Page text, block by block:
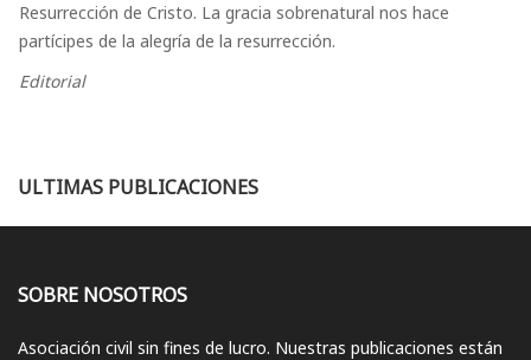
Resurrección de Cristo. La gracia sobrenatural nos hace
partícipes de la alegría de la resurrección.
Editorial
ULTIMAS PUBLICACIONES
SOBRE NOSOTROS
Asociación civil sin fines de lucro. Nuestras publicaciones están